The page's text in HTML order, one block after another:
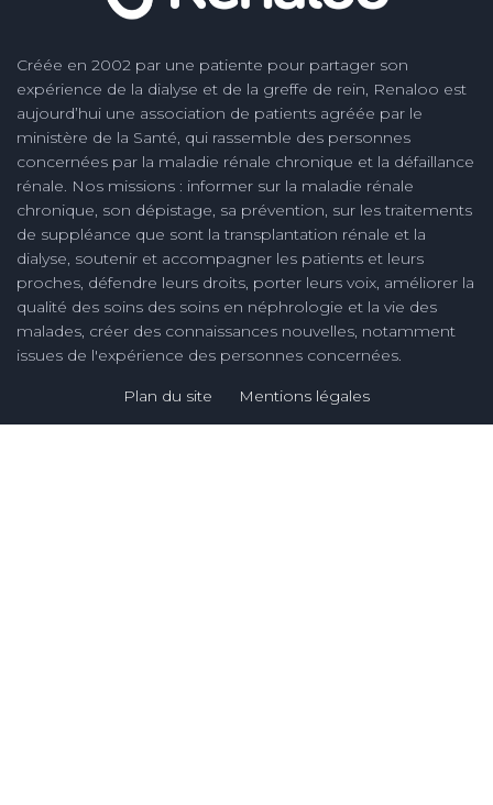
Créée en 2002 par une patiente pour partager son
expérience de la dialyse et de la greffe de rein, Renaloo est
aujourd’hui une association de patients agréée par le
ministère de la Santé, qui rassemble des personnes
concernées par la maladie rénale chronique et la défaillance
rénale. Nos missions : informer sur la maladie rénale
chronique, son dépistage, sa prévention, sur les traitements
de suppléance que sont la transplantation rénale et la
dialyse, soutenir et accompagner les patients et leurs
proches, défendre leurs droits, porter leurs voix, améliorer la
qualité des soins des soins en néphrologie et la vie des
malades, créer des connaissances nouvelles, notamment
issues de l'expérience des personnes concernées.
Plan du site Mentions légales